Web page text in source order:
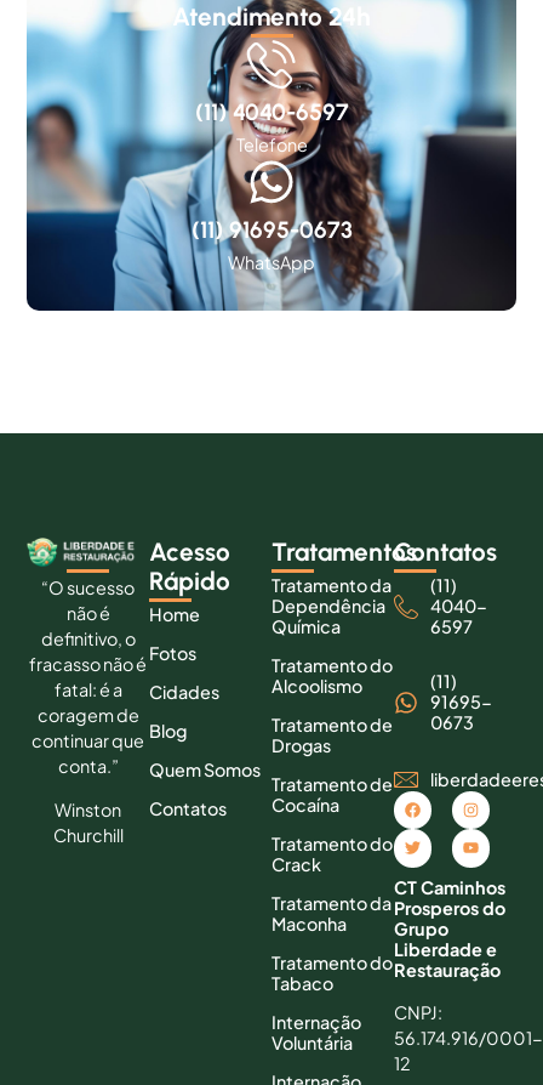
Atendimento 24h
(11) 4040-6597
Telefone
(11) 91695-0673
WhatsApp
“O sucesso
não é
definitivo, o
fracasso não é
fatal: é a
coragem de
continuar que
conta.”
Winston
Churchill
Acesso
Rápido
Home
Fotos
Cidades
Blog
Quem Somos
Contatos
Tratamentos
Tratamento da
Dependência
Química
Tratamento do
Alcoolismo
Tratamento de
Drogas
Tratamento de
Cocaína
Tratamento do
Crack
Tratamento da
Maconha
Tratamento do
Tabaco
Internação
Voluntária
Contatos
(11)
4040-
6597
(11)
91695-
0673
CT Caminhos
Prosperos do
Grupo
Liberdade e
Restauração
CNPJ:
56.174.916/0001-
12